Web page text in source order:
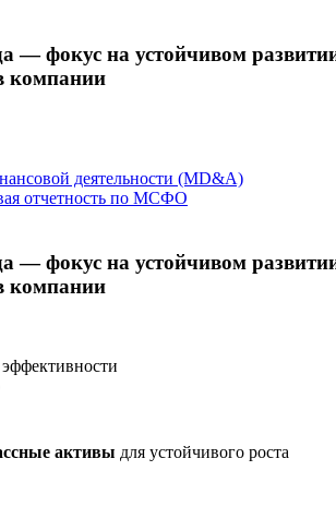
— фокус на устойчивом
компании
деятельности (MD&A)
отчетность по МСФО
— фокус на устойчивом
компании
эффективности
активы для устойчивого роста